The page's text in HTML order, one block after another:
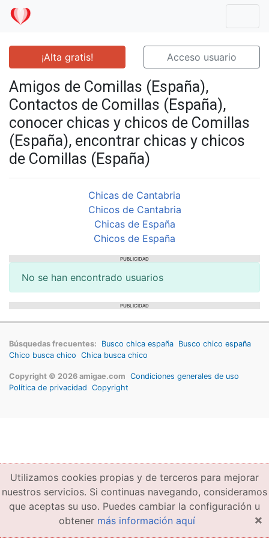
¡Alta gratis! Acceso usuario
Amigos de Comillas (España),
Contactos de Comillas (España),
conocer chicas y chicos de Comillas
(España), encontrar chicas y chicos
de Comillas (España)
Chicas de Cantabria
Chicos de Cantabria
Chicas de España
Chicos de España
PUBLICIDAD
No se han encontrado usuarios
PUBLICIDAD
Búsquedas frecuentes: Busco chica españa Busco chico españa
Chico busca chico Chica busca chico
Copyright © 2026 amigae.com Condiciones generales de uso
Política de privacidad Copyright
Utilizamos cookies propias y de terceros para mejorar
nuestros servicios. Si continuas navegando, consideramos
que aceptas su uso. Puedes cambiar la configuración u
obtener más información aquí ×